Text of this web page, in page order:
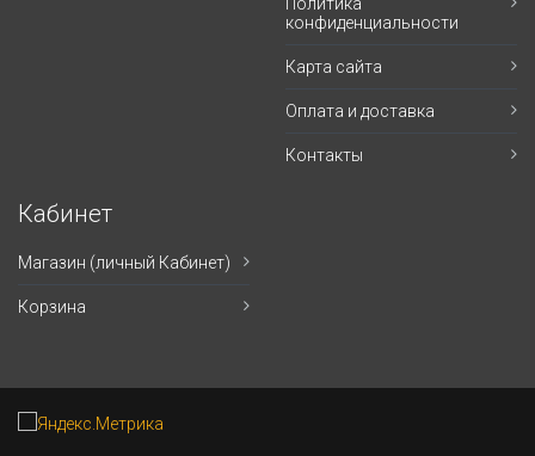
конфиденциальности
Карта сайта
Оплата и доставка
Контакты
Кабинет
Магазин (личный Кабинет)
Корзина